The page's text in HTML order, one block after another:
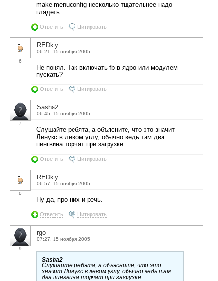
make menuconfig несколько тщательнее надо
глядеть
Ответить Цитировать
6
REDkiy
06:21, 15 ноября 2005
Не понял. Так включать fb в ядро или модулем
пускать?
Ответить Цитировать
7
Sasha2
06:45, 15 ноября 2005
Слушайте ребята, а объясните, что это значит
Линукс в левом углу, обычно ведь там два
пингвина торчат при загрузке.
Ответить Цитировать
8
REDkiy
06:57, 15 ноября 2005
Ну да, про них и речь.
Ответить Цитировать
9
rgo
07:27, 15 ноября 2005
Sasha2
Слушайте ребята, а объясните, что это
значит Линукс в левом углу, обычно ведь там
два пингвина торчат при загрузке.